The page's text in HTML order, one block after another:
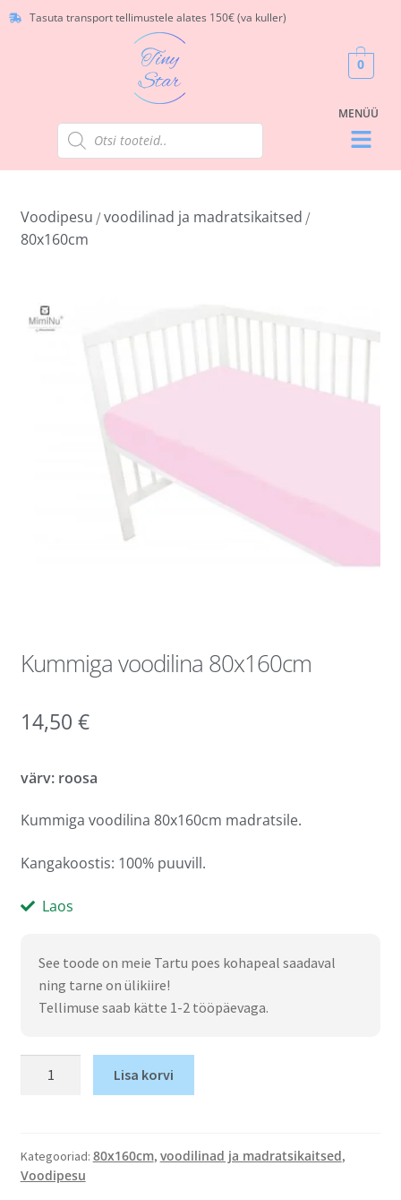
Tasuta transport tellimustele alates 150€ (va kuller)
0
Voodipesu /voodilinad ja madratsikaitsed /
80x160cm
Kummiga voodilina 80x160cm
14,50 €
värv: roosa
Kummiga voodilina 80x160cm madratsile.
Kangakoostis: 100% puuvill.
Laos
See toode on meie Tartu poes kohapeal saadaval
ning tarne on ülikiire!
Tellimuse saab kätte 1-2 tööpäevaga.
Lisa korvi
Kategooriad: 80x160cm, voodilinad ja madratsikaitsed,
Voodipesu